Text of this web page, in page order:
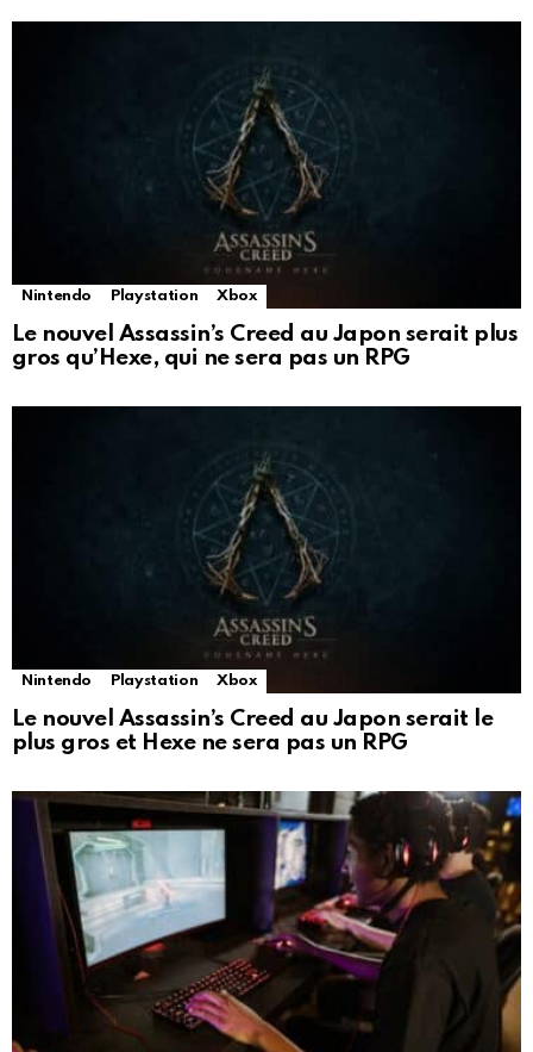
Nintendo Playstation Xbox
Le nouvel Assassin’s Creed au Japon serait plus
gros qu’Hexe, qui ne sera pas un RPG
Nintendo Playstation Xbox
Le nouvel Assassin’s Creed au Japon serait le
plus gros et Hexe ne sera pas un RPG